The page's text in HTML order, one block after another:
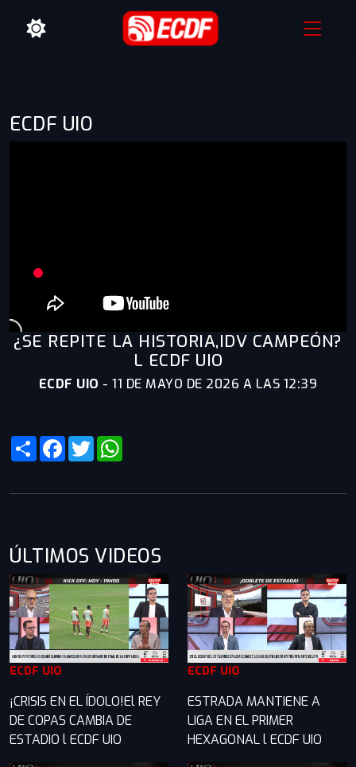
ECDF UIO
¿SE REPITE LA HISTORIA,IDV CAMPEÓN?
L ECDF UIO
ECDF UIO -11 DE MAYO DE 2026 A LAS 12:39
ShareFacebook
Twitter
ÚLTIMOS VIDEOS
ECDF UIO
¡CRISIS EN EL ÍDOLO!El REY
DE COPAS CAMBIA DE
ESTADIO l ECDF UIO
ECDF UIO
ESTRADA MANTIENE A
LIGA EN EL PRIMER
HEXAGONAL l ECDF UIO